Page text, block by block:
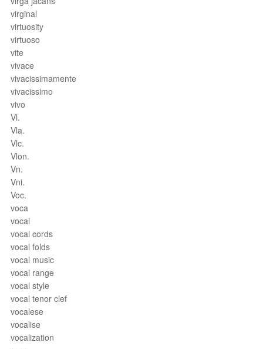
virginal
virtuosity
virtuoso
vite
vivace
vivacissimamente
vivacissimo
vivo
Vl.
Vla.
Vlc.
Vlon.
Vn.
Vni.
Voc.
voca
vocal
vocal cords
vocal folds
vocal music
vocal range
vocal style
vocal tenor clef
vocalese
vocalise
vocalization